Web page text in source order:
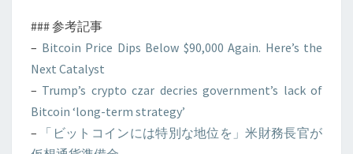
### 参考記事
– Bitcoin Price Dips Below $90,000 Again. Here’s the
Next Catalyst
– Trump’s crypto czar decries government’s lack of
Bitcoin ‘long-term strategy’
–
「ビットコインには特別な地位を」米財務長官が